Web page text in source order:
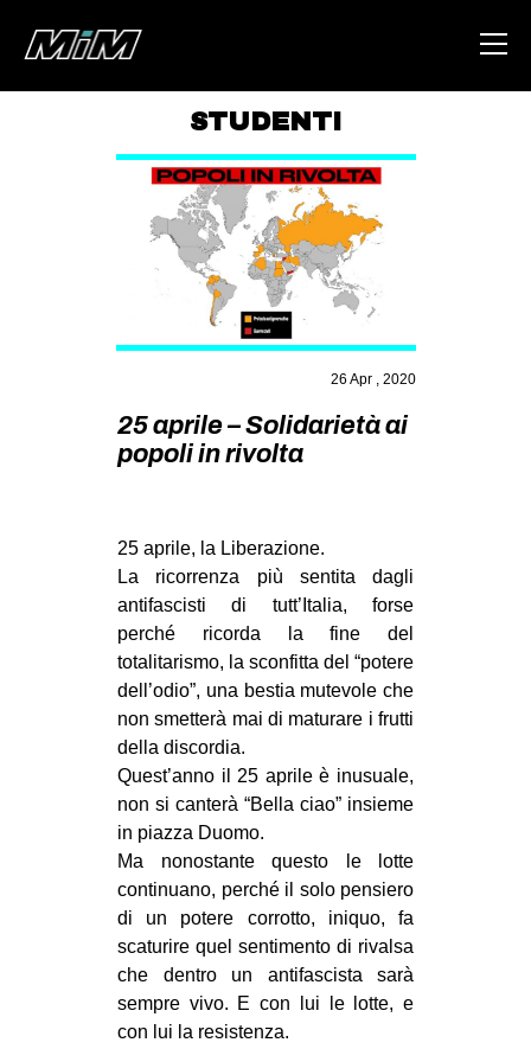
ABOUT
AREA
DEGENERAZIONE
GAZA FREESTYLE
CSOA LAMBRETTA
MSM
STUDENTI TSUNAMI
MILANO
MOBILITAZIONI
SPAZI
SPORT POPOLARE
MOVIMENTI
AMBIENTE
ANTIFASCISMO
DIRITTO ALL’ABITARE
GENERI
MIGRAZIONI
PRECARIATO
REPRESSIONE
STUDENTI
STUDENTI
26 Apr , 2020
25 aprile – Solidarietà ai
popoli in rivolta
25 aprile, la Liberazione.
La ricorrenza più sentita dagli
antifascisti di tutt’Italia, forse
perché ricorda la fine del
totalitarismo, la sconfitta del “potere
dell’odio”, una bestia mutevole che
non smetterà mai di maturare i frutti
della discordia.
Quest’anno il 25 aprile è inusuale,
non si canterà “Bella ciao” insieme
in piazza Duomo.
Ma nonostante questo le lotte
continuano, perché il solo pensiero
di un potere corrotto, iniquo, fa
scaturire quel sentimento di rivalsa
che dentro un antifascista sarà
sempre vivo. E con lui le lotte, e
con lui la resistenza.